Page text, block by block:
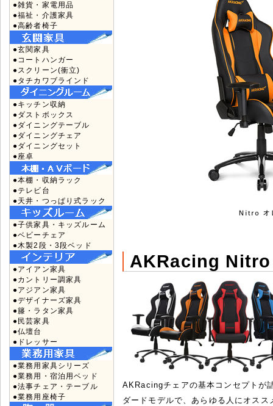
●雑貨・家電用品
●福祉・介護家具
●高齢者椅子
●玄関家具
●コートハンガー
●スクリーン(衝立)
●タチカワブラインド
●キッチン収納
●ダストボックス
●ダイニングテーブル
●ダイニングチェア
●ダイニングセット
●座卓
●本棚・収納ラック
●テレビ台
●天井・つっぱり式ラック
●子供家具・キッズルーム
●ベビーチェア
●木製2段・3段ベッド
●アイアン家具
●カントリー調家具
●アジアン家具
●デザイナーズ家具
●籐・ラタン家具
●民芸家具
●仏壇台
●ドレッサー
●業務用家具シリーズ
●業務用・宿泊用ベッド
●法事チェア・テーブル
●業務用座椅子
AKRacing Nitro
AKRacingチェアの基本コンセプトが
ダードモデルで、あらゆる人にオスス